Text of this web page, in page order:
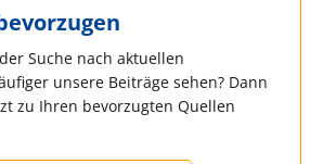
Suche nach aktuellen
unsere Beiträge sehen? Dann
zu Ihren bevorzugten Quellen